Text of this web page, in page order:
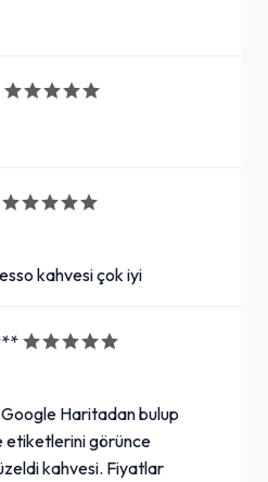
kahvesi çok iyi
Google Haritadan bulup
etiketlerini görünce
kahvesi. Fiyatlar